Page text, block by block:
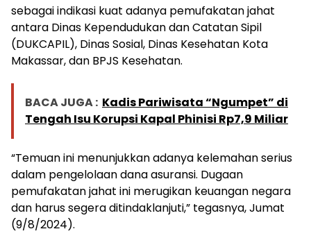
sebagai indikasi kuat adanya pemufakatan jahat
antara Dinas Kependudukan dan Catatan Sipil
(DUKCAPIL), Dinas Sosial, Dinas Kesehatan Kota
Makassar, dan BPJS Kesehatan.
BACA JUGA : Kadis Pariwisata “Ngumpet” di
Tengah Isu Korupsi Kapal Phinisi Rp7,9 Miliar
“Temuan ini menunjukkan adanya kelemahan serius
dalam pengelolaan dana asuransi. Dugaan
pemufakatan jahat ini merugikan keuangan negara
dan harus segera ditindaklanjuti,” tegasnya, Jumat
(9/8/2024).